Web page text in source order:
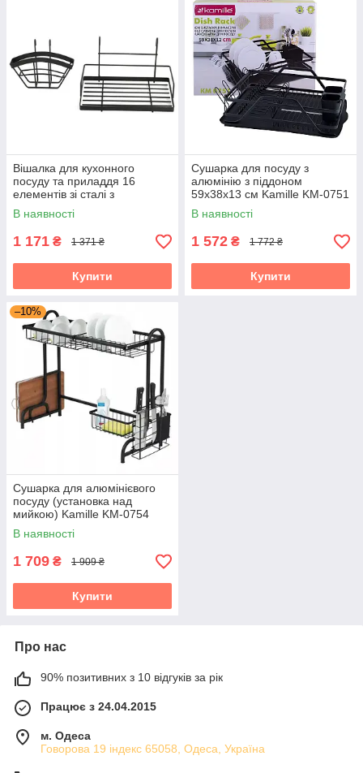
Вішалка для кухонного
посуду та приладдя 16
елементів зі сталі з
порошковим покриттям
Kamille KM-8862
В наявності
1 171 ₴ 1 371 ₴
Купити
Сушарка для посуду з
алюмінію з піддоном
59х38х13 см Kamille KM-0751
В наявності
1 572 ₴ 1 772 ₴
Купити
–10%
Сушарка для алюмінієвого
посуду (установка над
мийкою) Kamille KM-0754
В наявності
1 709 ₴ 1 909 ₴
Купити
Про нас
90% позитивних з 10 відгуків за рік
Працює з 24.04.2015
м. Одеса
Говорова 19 індекс 65058, Одеса, Україна